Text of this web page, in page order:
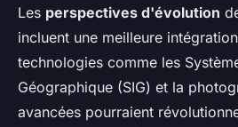
Les perspectives d'évolution
incluent une meilleure
technologies comme les
Géographique (SIG) et la
avancées pourraient